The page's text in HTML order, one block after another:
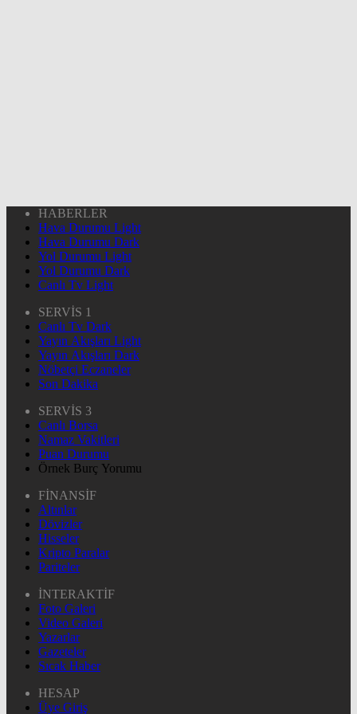
HABERLER
Hava Durumu Light
Hava Durumu Dark
Yol Durumu Light
Yol Durumu Dark
Canlı Tv Light
SERVİS 1
Canlı Tv Dark
Yayın Akışları Light
Yayın Akışları Dark
Nöbetçi Eczaneler
Son Dakika
SERVİS 3
Canlı Borsa
Namaz Vakitleri
Puan Durumu
Örnek Burç Yorumu
FİNANSİF
Altınlar
Dövizler
Hisseler
Kripto Paralar
Pariteler
İNTERAKTİF
Foto Galeri
Video Galeri
Yazarlar
Gazeteler
Sıcak Haber
HESAP
Üye Giriş